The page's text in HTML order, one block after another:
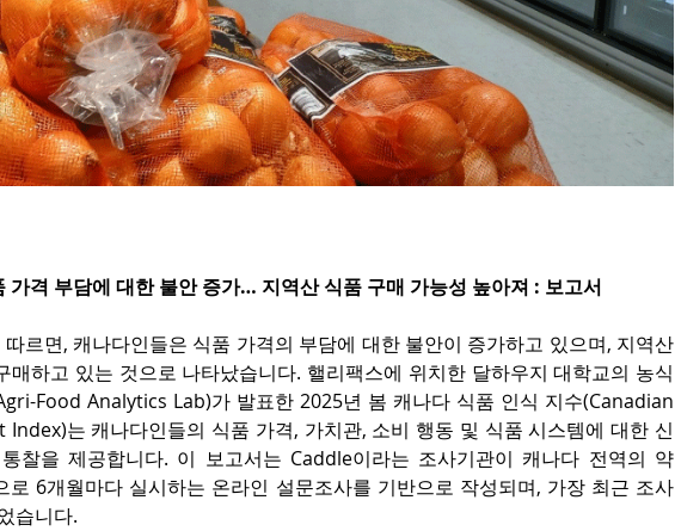
가격 부담에 대한 불안 증가… 지역산 식품 구매 가능성 높아져 : 보고서
르면, 캐나다인들은 식품 가격의 부담에 대한 불안이 증가하고 있으며, 지역산
매하고 있는 것으로 나타났습니다. 핼리팩스에 위치한 달하우지 대학교의 농식
Food Analytics Lab)가 발표한 2025년 봄 캐나다 식품 인식 지수(Canadian
는 캐나다인들의 식품 가격, 가치관, 소비 행동 및 식품 시스템에 대한 신
찰을 제공합니다. 이 보고서는 Caddle이라는 조사기관이 캐나다 전역의 약
로 6개월마다 실시하는 온라인 설문조사를 기반으로 작성되며, 가장 최근 조사
습니다.